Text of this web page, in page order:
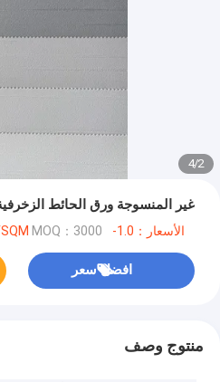
2
/
4
غير المنسوجة ورق الحائط
الأسعار：1.0-3.0USD/SQM MOQ：3000 م
افضل سعر
منتوج وصف